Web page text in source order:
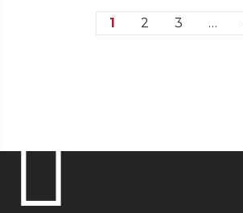
PaginationPage
1 Page
2 Page
3 …